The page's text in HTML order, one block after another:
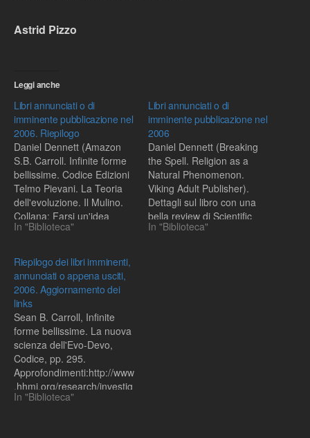
Astrid Pizzo
Leggi anche
Libri annunciati o di
imminente pubblicazione nel
2006. Riepilogo
Daniel Dennett (Amazon
S.B. Carroll. Infinite forme
bellissime. Codice Edizioni
Telmo Pievani. La Teoria
dell'evoluzione. Il Mulino.
Collana: Farsi un'idea
Bollati Boringhieri annuncia
Federico Focher: Homo
sapiens. Breve storia
naturale della nostra
specie Il Mulino, pp. 128,
Collana: Farsi un'idea J.L.
Arsuaga. Luce, più luce.…
In "Biblioteca"
Libri annunciati o di
imminente pubblicazione nel
2006
Daniel Dennett (Breaking
the Spell. Religion as a
Natural Phenomenon.
Viking Adult Publisher).
Dettagli sul libro con una
bella review di Scientific
American li trovate su
In "Biblioteca"
Riepilogo dei libri imminenti,
annunciati o appena usciti,
2006. Aggiornamento dei
links
Sean B. Carroll, Infinite
forme bellissime. La nuova
scienza dell'Evo-Devo,
Codice, pp. 295.
Approfondimenti:http://www
.hhmi.org/research/investig
ators/carroll.htmlhttp://www
In "Biblioteca"